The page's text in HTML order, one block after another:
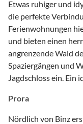
Etwas ruhiger und
die perfekte
Ferienwohnungen
und bieten einen
angrenzende Wald
Spaziergängen und
Jagdschloss ein. Ein
Prora
Nördlich von Binz